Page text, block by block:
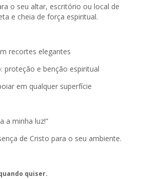
o seu altar, escritório ou local de
e cheia de força espiritual.
recortes elegantes
proteção e benção espiritual
em qualquer superfície
a minha luz!”
de Cristo para o seu ambiente.
quiser.